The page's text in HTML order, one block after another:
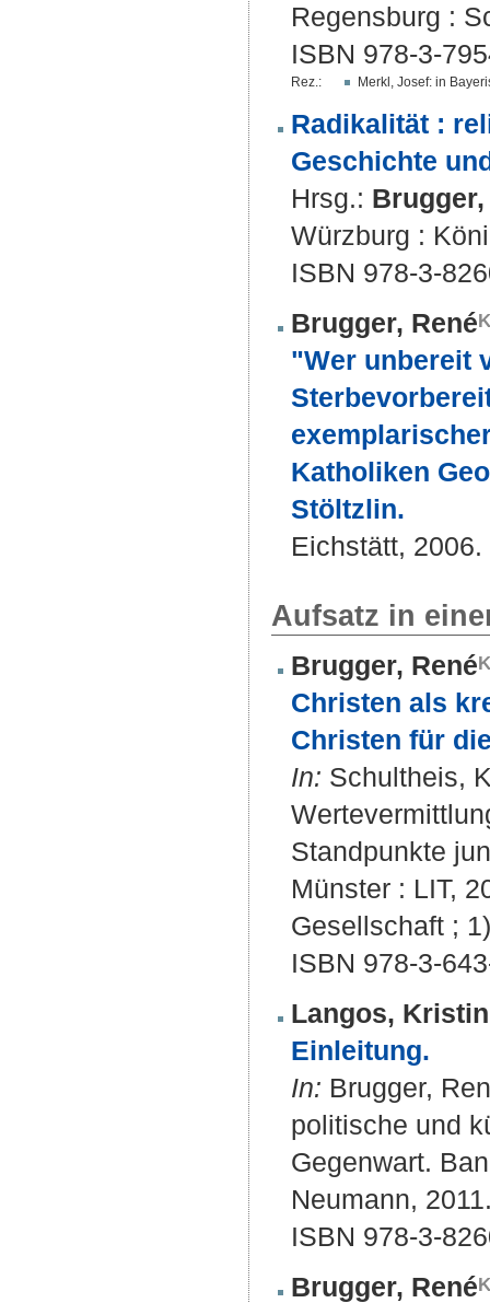
Regensburg :
ISBN 978-3-
Rez.: Merkl, Josef: in
Radikalität :
Geschichte
Hrsg.: Brugger,
Würzburg :
ISBN 978-3-
Brugger, René
"Wer unbereit
Katholiken
Stöltzlin.
Eichstätt,
Aufsatz in
Brugger, René
Christen als
Christen für
In: Schultheis,
Standpunkte
Münster : LIT,
Gesellschaft ; 1)
ISBN 978-3-
Langos, Kristin
Einleitung.
In: Brugger,
politische und
Gegenwart.
Neumann,
ISBN 978-3-
Brugger, René